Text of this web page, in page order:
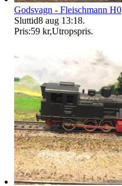
Godsvagn - Fleischmann H0
Sluttid8 aug 13:18.
Pris:59 kr,Utropspris.